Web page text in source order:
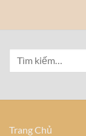
Trang Chủ